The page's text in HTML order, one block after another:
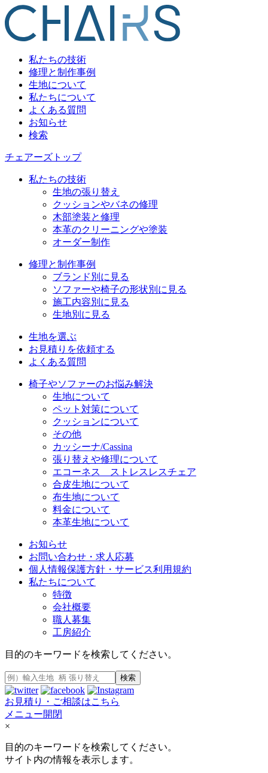
私たちの技術
修理と制作事例
生地について
私たちについて
よくある質問
お知らせ
検索
チェアーズトップ
私たちの技術
生地の張り替え
クッションやバネの修理
木部塗装と修理
本革のクリーニングや塗装
オーダー制作
修理と制作事例
ブランド別に見る
ソファーや椅子の形状別に見る
施工内容別に見る
生地別に見る
生地を選ぶ
お見積りを依頼する
よくある質問
椅子やソファーのお悩み解決
生地について
ペット対策について
クッションについて
その他
カッシーナ/Cassina
張り替えや修理について
エコーネス ストレスレスチェア
合皮生地について
布生地について
料金について
本革生地について
お知らせ
お問い合わせ・求人応募
個人情報保護方針・サービス利用規約
私たちについて
特徴
会社概要
職人募集
工房紹介
目的のキーワードを検索してください。
検索
お見積り・ご相談はこちら
メニュー開閉
×
目的のキーワードを検索してください。
サイト内の情報を表示します。